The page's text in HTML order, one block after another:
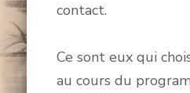
contact.
Ce sont eux qui
au cours du